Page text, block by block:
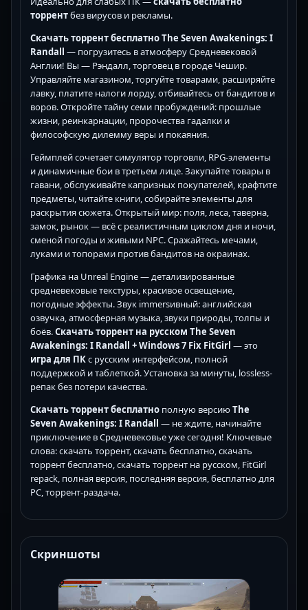
торрентбез вирусов и рекламы.
Скачать торрент бесплатно The Seven Awakenings: I
Randall — погрузитесь в атмосферу Средневековой
Англии! Вы — Рэндалл, торговец в городе Чешир.
Управляйте магазином, торгуйте товарами, расширяйте
лавку, платите налоги лорду, отбивайтесь от бандитов и
воров. Откройте тайну семи пробуждений: прошлые
жизни, реинкарнации, пророчества гадалки и
философскую дилемму веры и покаяния.
Геймплей сочетает симулятор торговли, RPG-элементы
и динамичные бои в третьем лице. Закупайте товары в
гавани, обслуживайте капризных покупателей, крафтите
предметы, читайте книги, собирайте элементы для
раскрытия сюжета. Открытый мир: поля, леса, таверна,
замок, рынок — всё с реалистичным циклом дня и ночи,
сменой погоды и живыми NPC. Сражайтесь мечами,
луками и топорами против бандитов на окраинах.
Графика на Unreal Engine — детализированные
средневековые текстуры, красивое освещение,
погодные эффекты. Звук immersивный: английская
озвучка, атмосферная музыка, звуки природы, толпы и
боёв.Скачать торрент на русском The Seven
Awakenings: I Randall + Windows 7 Fix FitGirl — это
игра для ПКс русским интерфейсом, полной
поддержкой и таблеткой. Установка за минуты, lossless-
репак без потери качества.
Скачать торрент бесплатно полную версиюThe
Seven Awakenings: I Randall — не ждите, начинайте
приключение в Средневековье уже сегодня! Ключевые
слова: скачать торрент, скачать бесплатно, скачать
торрент бесплатно, скачать торрент на русском, FitGirl
repack, полная версия, последняя версия, бесплатно для
PC, торрент-раздача.
Скриншоты